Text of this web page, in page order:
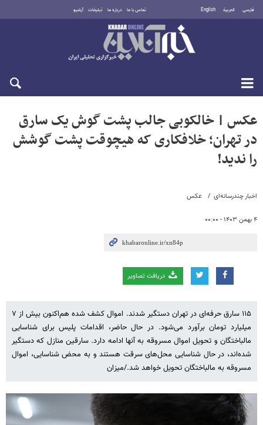
فارسی العربية English تماس با ما درباره ما تبلیغات آرشیو
شنبه ۱۷ مرداد ۱۴۰۵
اخبار چندرسانه‌ای عکس
۴ بهمن ۱۴۰۳ - ۰۰:۰۰
دریافت تصاویر
عکس | خالکوبی جالب پشت گوش یک سارق
در تهران؛ خلافکاری که هیچوقت پشت گوشش
را ندید!
۱۱۵ سارق حرفه‌ای در تهران دستگیر شدند. اموال کشف شده هم‌اکنون بیش از ۷
میلیارد تومان برآورد می‌شود. در حال حاضر، اقدامات پلیس برای شناسایی
مالباختگان و تحویل اموال مسروقه به آنها ادامه دارد. سارقین منازل که دستگیر
شده‌اند، در حال شناسایی محل‌های سرقت هستند و به محض شناسایی، اموال
مسروقه به مالباختگان تحویل خواهد شد./میزان